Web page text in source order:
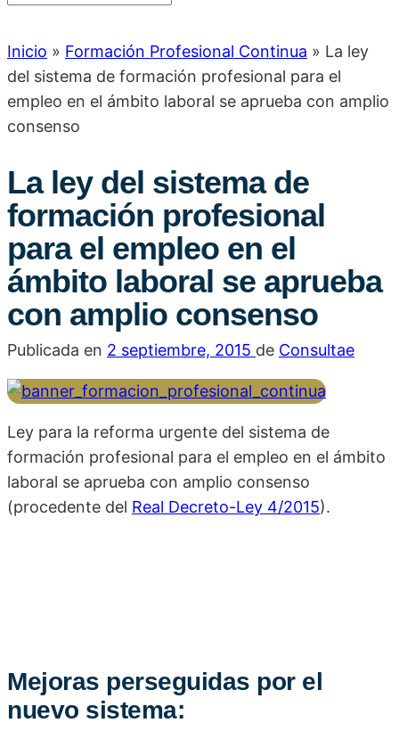
Inicio » Formación Profesional Continua » La ley
del sistema de formación profesional para el
empleo en el ámbito laboral se aprueba con amplio
consenso
La ley del sistema de
formación profesional
para el empleo en el
ámbito laboral se aprueba
con amplio consenso
Publicada en 2 septiembre, 2015 de Consultae
Ley para la reforma urgente del sistema de
formación profesional para el empleo en el ámbito
laboral se aprueba con amplio consenso
(procedente del Real Decreto-Ley 4/2015).
Mejoras perseguidas por el
nuevo sistema: